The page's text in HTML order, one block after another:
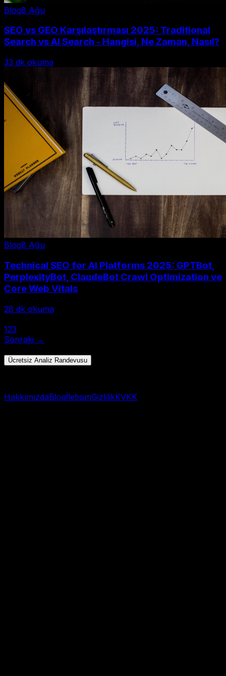
Blog8 Ağu
SEO vs GEO Karşılaştırması 2025: Traditional
Search vs AI Search - Hangisi, Ne Zaman, Nasıl?
33 dk okuma
Blog8 Ağu
Technical SEO for AI Platforms 2025: GPTBot,
PerplexityBot, ClaudeBot Crawl Optimization ve
Core Web Vitals
28 dk okuma
123
Sonraki →
Ücretsiz Analiz Randevusu
HakkımızdaBlogİletişimGizlilikKVKK